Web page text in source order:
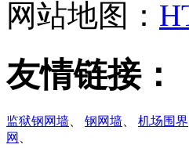
网站地图：
友情链接：
监狱钢网墙 钢网墙 机场围界
网